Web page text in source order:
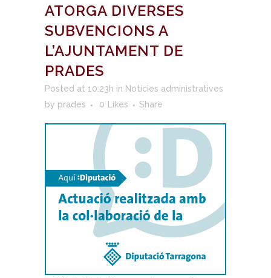
ATORGA DIVERSES
SUBVENCIONS A
L’AJUNTAMENT DE
PRADES
Posted at 10:23h in Notícies administratives
by prades 0 Likes Share